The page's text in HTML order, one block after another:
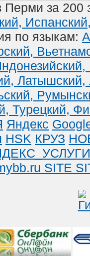
Перми за 200
по языкам:
Латышский,
Турецкий,
Яндекс
HSK КРУЗ
SITE